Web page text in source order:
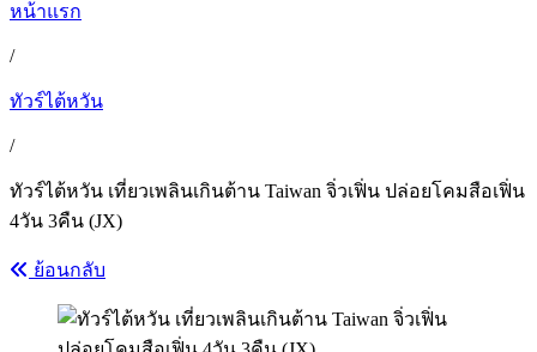
หน้าแรก
/
ทัวร์ไต้หวัน
/
ทัวร์ไต้หวัน เที่ยวเพลินเกินต้าน Taiwan จิ่วเฟิ่น ปล่อยโคมสือเฟิ่น
4วัน 3คืน (JX)
ย้อนกลับ